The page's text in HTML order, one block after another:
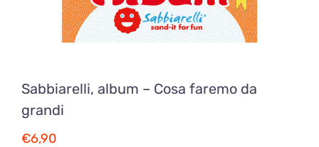
Sabbiarelli, album – Cosa faremo da
grandi
€6,90